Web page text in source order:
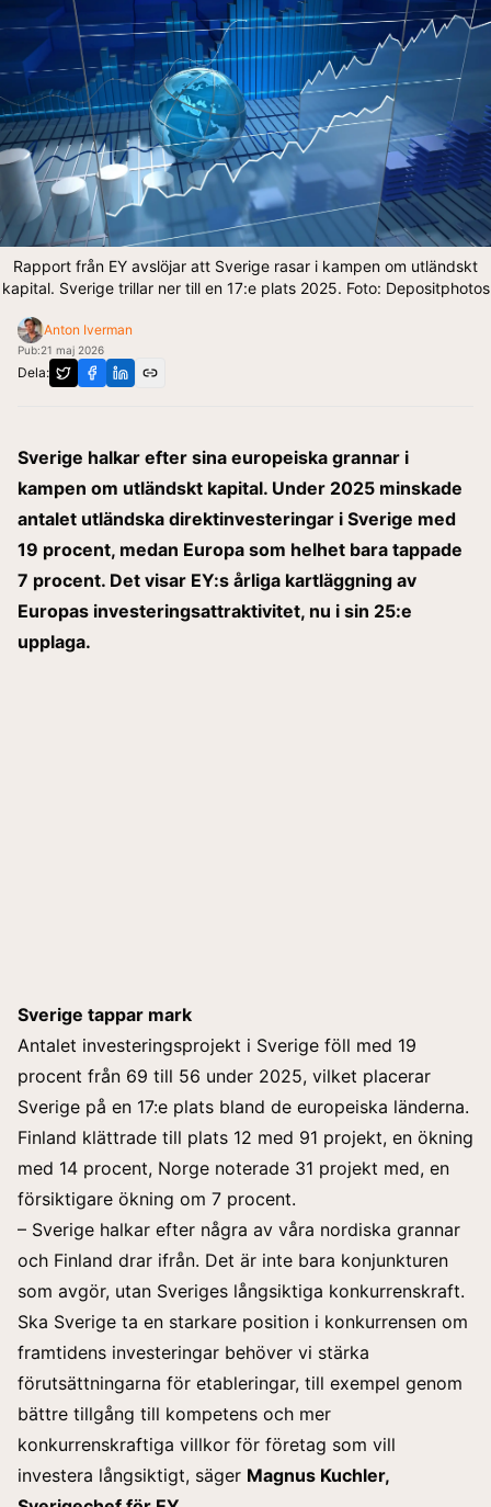
Rapport från EY avslöjar att Sverige rasar i kampen om utländskt
kapital. Sverige trillar ner till en 17:e plats 2025. Foto: Depositphotos
Anton Iverman
Pub:21 maj 2026
Dela:
Sverige halkar efter sina europeiska grannar i
kampen om utländskt kapital. Under 2025 minskade
antalet utländska direktinvesteringar i Sverige med
19 procent, medan Europa som helhet bara tappade
7 procent. Det visar EY:s årliga kartläggning av
Europas investeringsattraktivitet, nu i sin 25:e
upplaga.
Sverige tappar mark
Antalet investeringsprojekt i Sverige föll med 19
procent från 69 till 56 under 2025, vilket placerar
Sverige på en 17:e plats bland de europeiska länderna.
Finland klättrade till plats 12 med 91 projekt, en ökning
med 14 procent, Norge noterade 31 projekt med, en
försiktigare ökning om 7 procent.
– Sverige halkar efter några av våra nordiska grannar
och Finland drar ifrån. Det är inte bara konjunkturen
som avgör, utan Sveriges långsiktiga konkurrenskraft.
Ska Sverige ta en starkare position i konkurrensen om
framtidens investeringar behöver vi stärka
förutsättningarna för etableringar, till exempel genom
bättre tillgång till kompetens och mer
konkurrenskraftiga villkor för företag som vill
investera långsiktigt, säger Magnus Kuchler,